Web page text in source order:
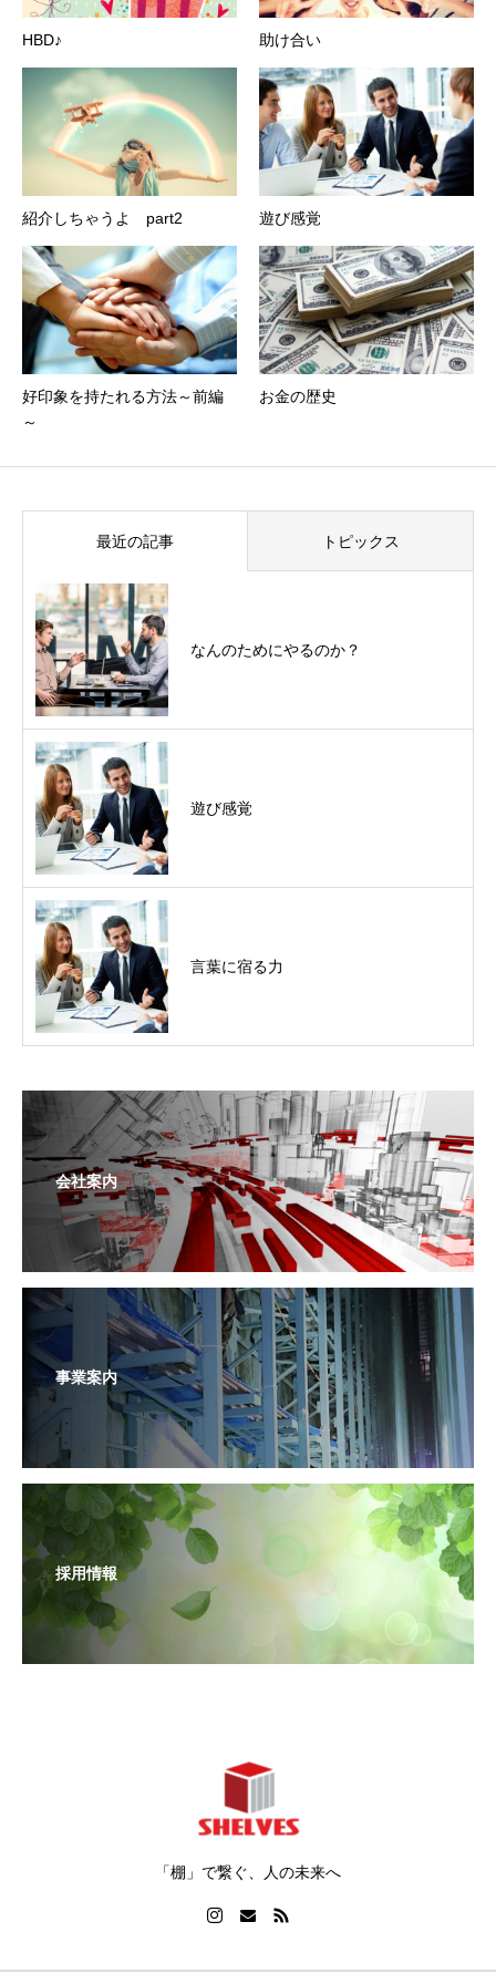
HBD♪ 助け合い
紹介しちゃうよ part2 遊び感覚
好印象を持たれる方法～前編
～
お金の歴史
最近の記事 トピックス
なんのためにやるのか？
遊び感覚
言葉に宿る力
会社案内
事業案内
採用情報
「棚」で繋ぐ、人の未来へ